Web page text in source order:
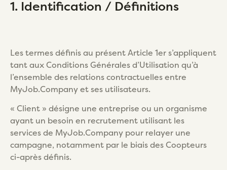
1. Identification / Définitions
Les termes définis au présent Article 1er s’appliquent
tant aux Conditions Générales d’Utilisation qu’à
l’ensemble des relations contractuelles entre
MyJob.Company et ses utilisateurs.
« Client » désigne une entreprise ou un organisme
ayant un besoin en recrutement utilisant les
services de MyJob.Company pour relayer une
campagne, notamment par le biais des Coopteurs
ci-après définis.